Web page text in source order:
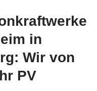
in
Wir von
PV